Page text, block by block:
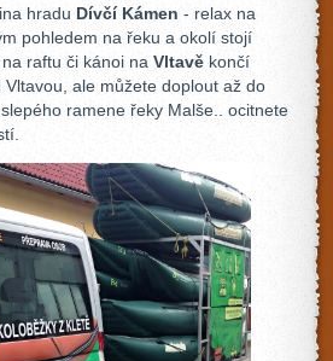
hradu Dívčí Kámen - relax na
pohledem na řeku a okolí stojí
raftu či kánoi na Vltavě končí
ale můžete doplout až do
ramene řeky Malše.. ocitnete